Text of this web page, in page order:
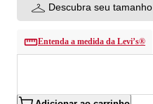
Descubra seu tamanho
Entenda a medida da Levi’s®